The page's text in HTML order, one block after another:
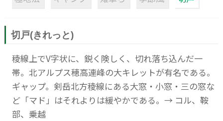
切戸(きれっと)
稜線上でV字状に、鋭く険しく、切れ落ち込んだ一
帯。北アルプス穂高連峰の大キレットが有名である。
ギャップ。剣岳北方稜線にある大窓・小窓・三の窓な
ど「マド」はそれよりは緩やかである。→ コル、鞍
部、乗越